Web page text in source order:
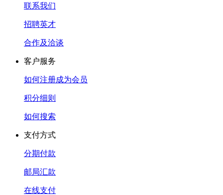
联系我们
招聘英才
合作及洽谈
客户服务
如何注册成为会员
积分细则
如何搜索
支付方式
分期付款
邮局汇款
在线支付